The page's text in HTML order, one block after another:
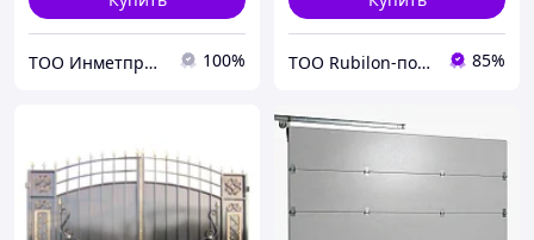
ТОО Инметпром 100% ТОО Rubilon-поставщик №1 85%